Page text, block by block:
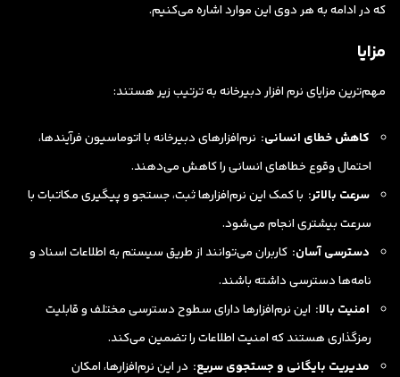
که در ادامه به هر دوی این موارد اشاره می‌کنیم.
مزایا
مهم‌ترین مزایای نرم افزار دبیرخانه به ترتیب زیر هستند:
کاهش خطای انسانی: نرم‌افزارهای دبیرخانه با اتوماسیون فرآیندها،
احتمال وقوع خطاهای انسانی را کاهش می‌دهند.
سرعت بالاتر: با کمک این نرم‌افزارها ثبت، جستجو و پیگیری مکاتبات با
سرعت بیشتری انجام می‌شود.
دسترسی آسان: کاربران می‌توانند از طریق سیستم به اطلاعات اسناد و
نامه‌ها دسترسی داشته باشند.
امنیت بالا: این نرم‌افزارها دارای سطوح دسترسی مختلف و قابلیت
رمزگذاری هستند که امنیت اطلاعات را تضمین می‌کند.
مدیریت بایگانی و جستجوی سریع: در این نرم‌افزارها، امکان